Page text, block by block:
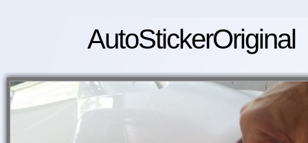
AutoStickerOriginal